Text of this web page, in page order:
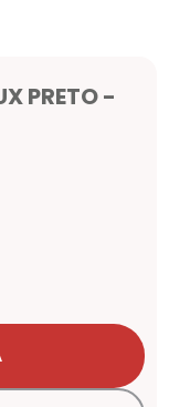
PRETO -